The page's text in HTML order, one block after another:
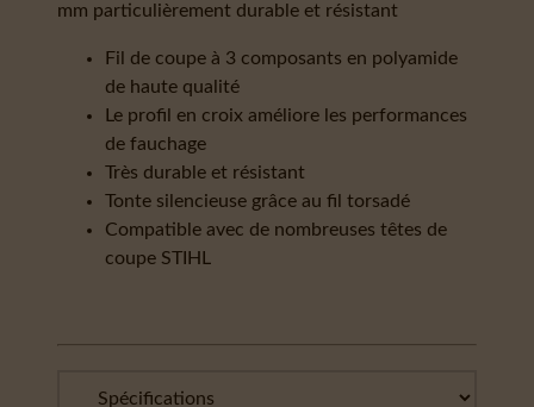
mm particulièrement durable et résistant
Fil de coupe à 3 composants en polyamide
de haute qualité
Le profil en croix améliore les performances
de fauchage
Très durable et résistant
Tonte silencieuse grâce au fil torsadé
Compatible avec de nombreuses têtes de
coupe STIHL